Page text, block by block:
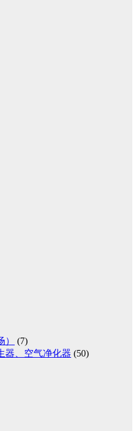
(7)
器、空气净化器 (50)